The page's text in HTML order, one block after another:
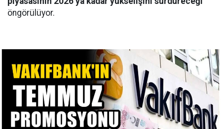
öngörülüyor.